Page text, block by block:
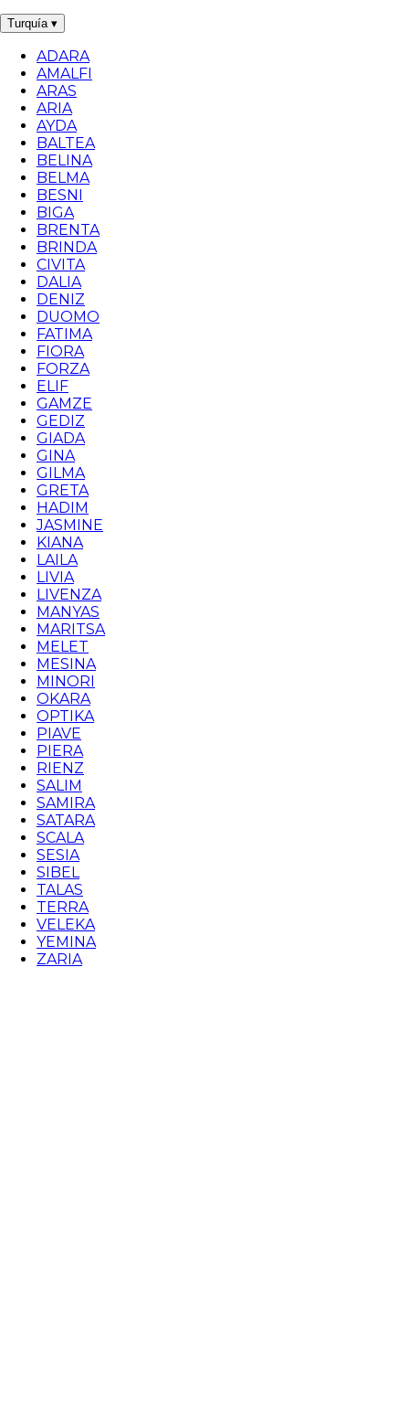
Turquía ▾
ADARA
AMALFI
ARAS
ARIA
AYDA
BALTEA
BELINA
BELMA
BESNI
BIGA
BRENTA
BRINDA
CIVITA
DALIA
DENIZ
DUOMO
FATIMA
FIORA
FORZA
ELIF
GAMZE
GEDIZ
GIADA
GINA
GILMA
GRETA
HADIM
JASMINE
KIANA
LAILA
LIVIA
LIVENZA
MANYAS
MARITSA
MELET
MESINA
MINORI
OKARA
OPTIKA
PIAVE
PIERA
RIENZ
SALIM
SAMIRA
SATARA
SCALA
SESIA
SIBEL
TALAS
TERRA
VELEKA
YEMINA
ZARIA